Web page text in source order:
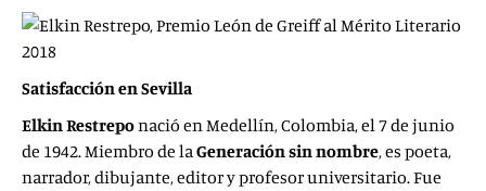
Satisfacción en Sevilla
Elkin Restreponació en Medellín, Colombia, el 7 de junio
de 1942. Miembro de laGeneraciónsin nombre, es poeta,
narrador, dibujante, editor y profesor universitario. Fue